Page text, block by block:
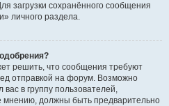
загрузки сохранённого сообщения
личного раздела.
решить, что сообщения требуют
отправкой на форум. Возможно
в группу пользователей,
мнению, должны быть предварительно